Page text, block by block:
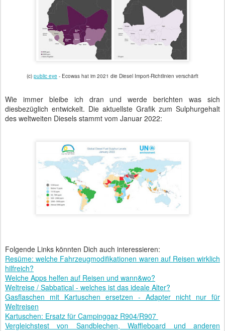
(c) public eye - Ecowas hat im 2021 die Diesel Import-Richtlinien verschärft
Wie immer bleibe ich dran und werde berichten was sich
diesbezüglich entwickelt. Die aktuellste Grafik zum Sulphurgehalt
des weltweiten Diesels stammt vom Januar 2022:
Folgende Links könnten Dich auch interessieren:
Resüme: welche Fahrzeugmodifikationen waren auf Reisen wirklich
hilfreich?
Welche Apps helfen auf Reisen und wann&wo?
Weltreise / Sabbatical - welches ist das ideale Alter?
Gasflaschen mit Kartuschen ersetzen - Adapter nicht nur für
Weltreisen
Kartuschen: Ersatz für Campinggaz R904/R907
Vergleichstest von Sandblechen, Waffleboard und anderen